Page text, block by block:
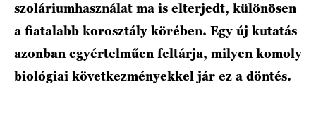
szoláriumhasználat ma is elterjedt, különösen
a fiatalabb korosztály körében. Egy új kutatás
azonban egyértelműen feltárja, milyen komoly
biológiai következményekkel jár ez a döntés.